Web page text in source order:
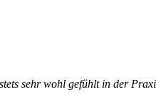
sehr wohl gefühlt in der